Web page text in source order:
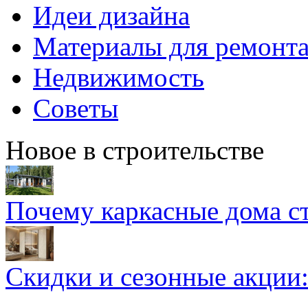
Идеи дизайна
Материалы для
Недвижимость
Советы
Новое в строительстве
Почему каркасные дома
Скидки и сезонные